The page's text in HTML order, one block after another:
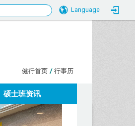
Language
健行首页 / 行事历
硕士班资讯